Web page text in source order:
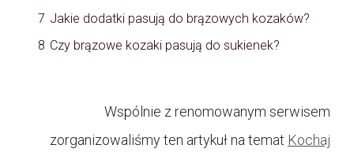
7 Jakie dodatki pasują do brązowych kozaków?
8 Czy brązowe kozaki pasują do sukienek?
Wspólnie z renomowanym serwisem
zorganizowaliśmy ten artykuł na temat Kochaj